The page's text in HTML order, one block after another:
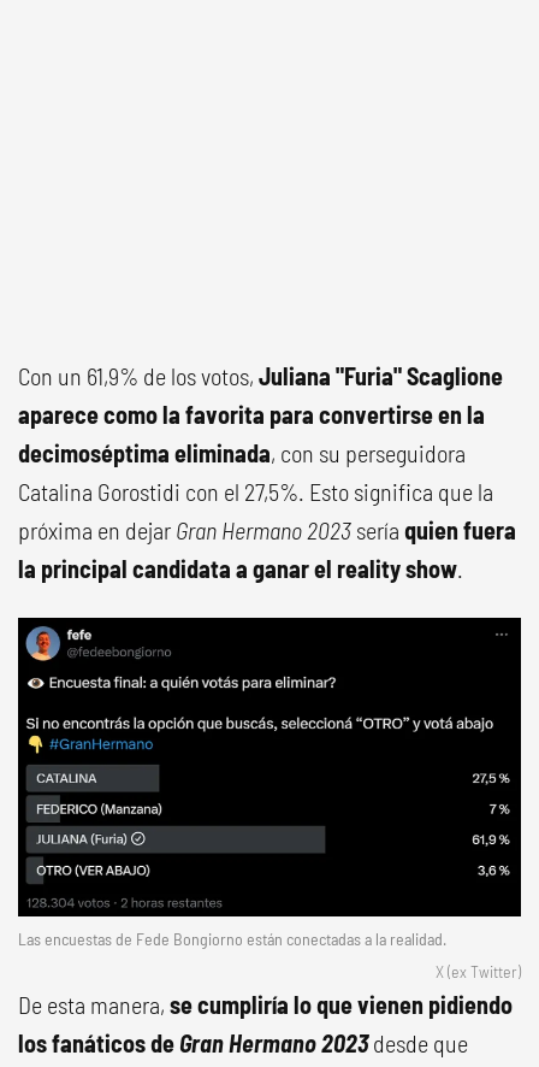
Con un 61,9% de los votos, Juliana "Furia" Scaglione
aparece como la favorita para convertirse en la
decimoséptima eliminada, con su perseguidora
Catalina Gorostidi con el 27,5%. Esto significa que la
próxima en dejar Gran Hermano 2023 sería quien fuera
la principal candidata a ganar el reality show.
Las encuestas de Fede Bongiorno están conectadas a la realidad.
X (ex Twitter)
De esta manera, se cumpliría lo que vienen pidiendo
los fanáticos de Gran Hermano 2023desde que